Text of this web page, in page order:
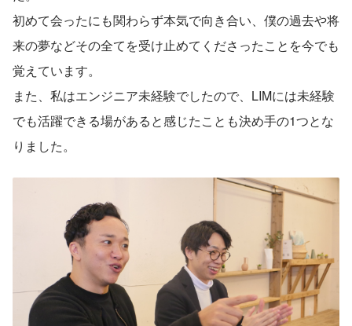
初めて会ったにも関わらず本気で向き合い、僕の過去や将
来の夢などその全てを受け止めてくださったことを今でも
覚えています。
また、私はエンジニア未経験でしたので、LIMには未経験
でも活躍できる場があると感じたことも決め手の1つとな
りました。